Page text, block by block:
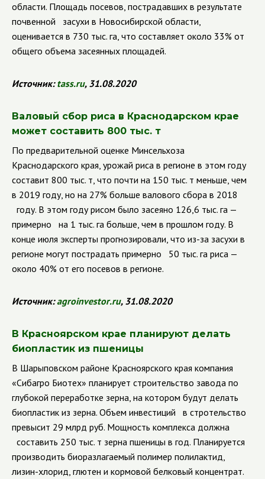
области. Площадь посевов, пострадавших в результате
почвенной засухи в Новосибирской области,
оценивается в 730 тыс. га, что составляет около 33% от
общего объема засеянных площадей.
Источник:tass.ru, 31.08.2020
Валовый сбор риса в Краснодарском крае
может составить 800 тыс. т
По предварительной оценке Минсельхоза
Краснодарского края, урожай риса в регионе в этом году
составит 800 тыс. т, что почти на 150 тыс. т меньше, чем
в 2019 году, но на 27% больше валового сбора в 2018
году. В этом году рисом было засеяно 126,6 тыс. га —
примерно на 1 тыс. га больше, чем в прошлом году. В
конце июля эксперты прогнозировали, что из-за засухи в
регионе могут пострадать примерно 50 тыс. га риса —
около 40% от его посевов в регионе.
Источник:agroinvestor.ru, 31.08.2020
В Красноярском крае планируют делать
биопластик из пшеницы
В Шарыповском районе Красноярского края компания
«Сибагро Биотех» планирует строительство завода по
глубокой переработке зерна, на котором будут делать
биопластик из зерна. Объем инвестиций в стротельство
превысит 29 млрд руб. Мощность комплекса должна
составить 250 тыс. т зерна пшеницы в год. Планируется
производить биоразлагаемый полимер полилактид,
лизин-хлорид, глютен и кормовой белковый концентрат.